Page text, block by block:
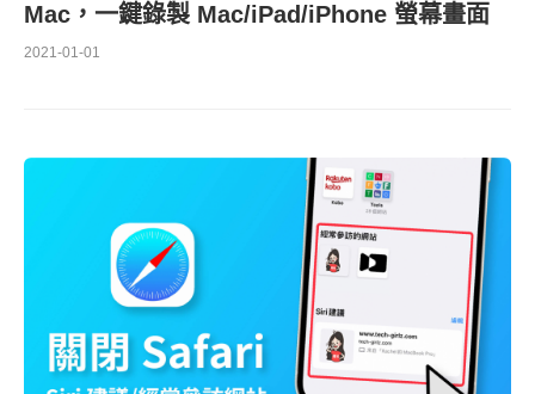
Mac，一鍵錄製 Mac/iPad/iPhone 螢幕畫面
2021-01-01